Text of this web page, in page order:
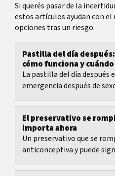
Si querés pasar de la
estos artículos ayudan con
opciones tras un riesgo.
Pastilla del día
cómo funciona y
La pastilla del día después
emergencia después de
El preservativo se
importa ahora
Un preservativo que se
anticonceptiva y puede